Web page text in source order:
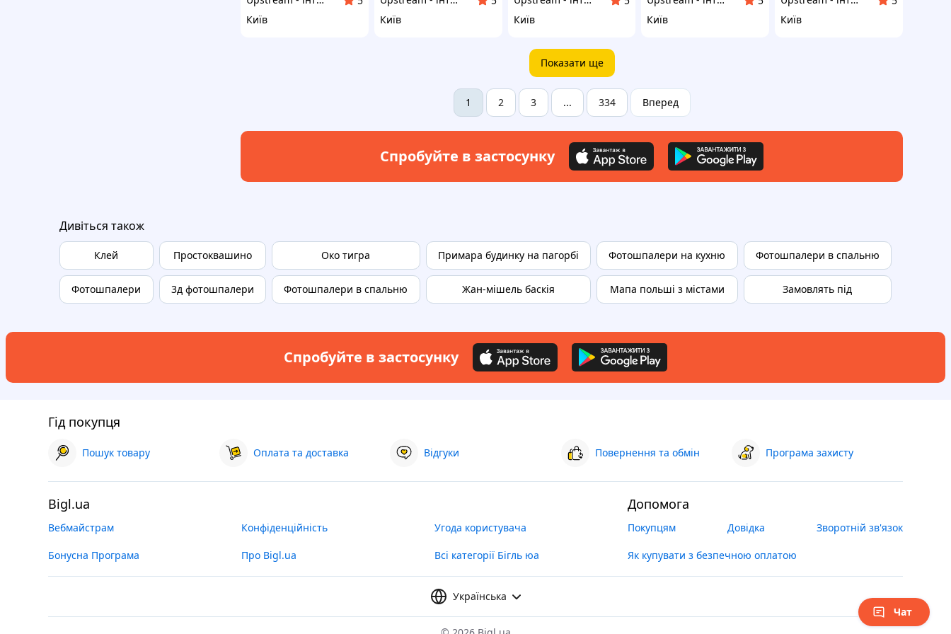
Київ
Київ
Київ
Київ
Київ
Показати ще
1 2 3 ... 334 Вперед
Спробуйте в застосунку
Дивіться також
Клей
Фотошпалери
Простоквашино
3д фотошпалери
Око тигра
Фотошпалери в спальню
Примара будинку на пагорбі
Жан-мішель баскія
Фотошпалери на кухню
Мапа польші з містами
Фотошпалери в спальню
Замовлять під
Спробуйте в застосунку
Гід покупця
Пошук товару Оплата та доставка Відгуки Повернення та обмін Програма захисту
Bigl.ua
Вебмайстрам Конфіденційність Угода користувача
Бонусна Програма Про Bigl.ua Всі категорії Бігль юа
Допомога
Покупцям Довідка Зворотній зв'язок
Як купувати з безпечною оплатою
Українська
Чат